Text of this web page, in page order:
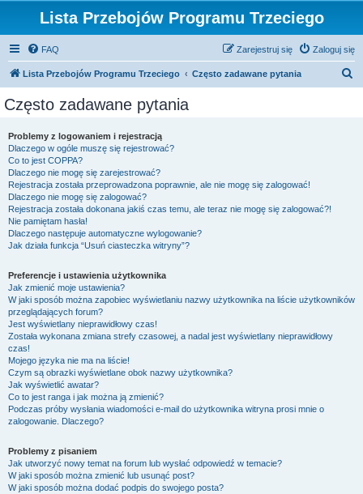
Lista Przebojów Programu Trzeciego
FAQ Zaloguj się
Zarejestruj się
Lista Przebojów Programu Trzeciego Często zadawane pytania
Często zadawane pytania
Problemy z logowaniem i rejestracją
Dlaczego w ogóle muszę się rejestrować?
Co to jest COPPA?
Dlaczego nie mogę się zarejestrować?
Rejestracja została przeprowadzona poprawnie, ale nie mogę się zalogować!
Dlaczego nie mogę się zalogować?
Rejestracja została dokonana jakiś czas temu, ale teraz nie mogę się zalogować?!
Nie pamiętam hasła!
Dlaczego następuje automatyczne wylogowanie?
Jak działa funkcja “Usuń ciasteczka witryny”?
Preferencje i ustawienia użytkownika
Jak zmienić moje ustawienia?
W jaki sposób można zapobiec wyświetlaniu nazwy użytkownika na liście użytkowników
przeglądających forum?
Jest wyświetlany nieprawidłowy czas!
Została wykonana zmiana strefy czasowej, a nadal jest wyświetlany nieprawidłowy
czas!
Mojego języka nie ma na liście!
Czym są obrazki wyświetlane obok nazwy użytkownika?
Jak wyświetlić awatar?
Co to jest ranga i jak można ją zmienić?
Podczas próby wysłania wiadomości e-mail do użytkownika witryna prosi mnie o
zalogowanie. Dlaczego?
Problemy z pisaniem
Jak utworzyć nowy temat na forum lub wysłać odpowiedź w temacie?
W jaki sposób można zmienić lub usunąć post?
W jaki sposób można dodać podpis do swojego posta?